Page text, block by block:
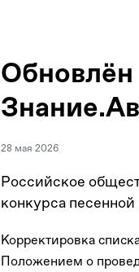
Обновлён
28 мая 2026
Российское
конкурса
Корректировка
Положением о